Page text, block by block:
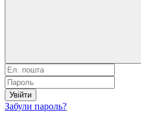
Увійти
Забули пароль?